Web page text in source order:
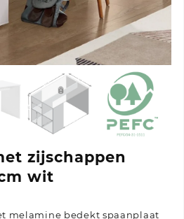
zijschappen
wit
melamine bedekt spaanplaat